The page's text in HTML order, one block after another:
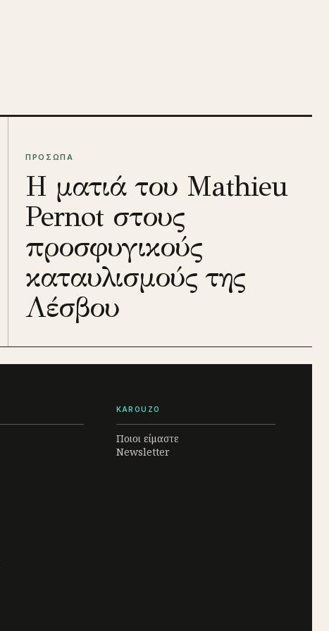
ΠΡΟΣΩΠΑ
Η ματιά του Mathieu
Pernot στους
προσφυγικούς
καταυλισμούς της
Λέσβου
KAROUZO
Ποιοι είμαστε
Newsletter